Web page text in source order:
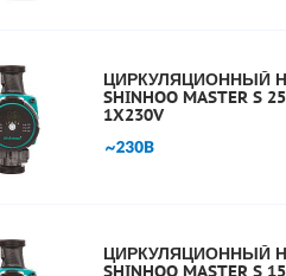
ЦИРКУЛЯЦИОННЫЙ
SHINHOO MASTER S
1X230V
ЦИРКУЛЯЦИОННЫЙ
SHINHOO MASTER S